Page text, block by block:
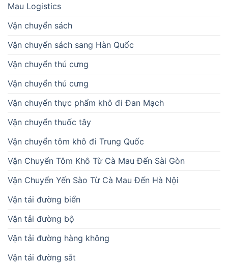
Mau Logistics
Vận chuyển sách
Vận chuyển sách sang Hàn Quốc
Vận chuyển thú cưng
Vận chuyển thú cưng
Vận chuyển thực phẩm khô đi Đan Mạch
Vận chuyển thuốc tây
Vận chuyển tôm khô đi Trung Quốc
Vận Chuyển Tôm Khô Từ Cà Mau Đến Sài Gòn
Vận Chuyển Yến Sào Từ Cà Mau Đến Hà Nội
Vận tải đường biển
Vận tải đường bộ
Vận tải đường hàng không
Vận tải đường sắt